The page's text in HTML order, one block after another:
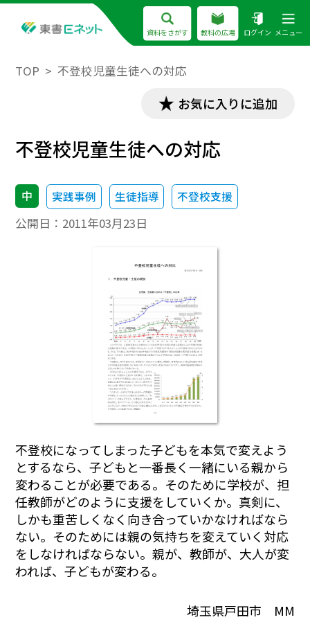
資料をさがす 教科の広場 ログイン メニュー
TOP 不登校児童生徒への対応
お気に入りに追加
不登校児童生徒への対応
中 実践事例 生徒指導 不登校支援
公開日： 2011年03月23日
不登校になってしまった子どもを本気で変えよう
とするなら、子どもと一番長く一緒にいる親から
変わることが必要である。そのために学校が、担
任教師がどのように支援をしていくか。真剣に、
しかも重苦しくなく向き合っていかなければなら
ない。そのためには親の気持ちを変えていく対応
をしなければならない。親が、教師が、大人が変
われば、子どもが変わる。
埼玉県戸田市 MM